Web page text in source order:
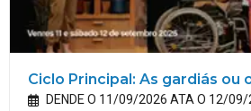
Ciclo Principal: As gardiás ou
DENDE O 11/09/2026 ATA O 12/